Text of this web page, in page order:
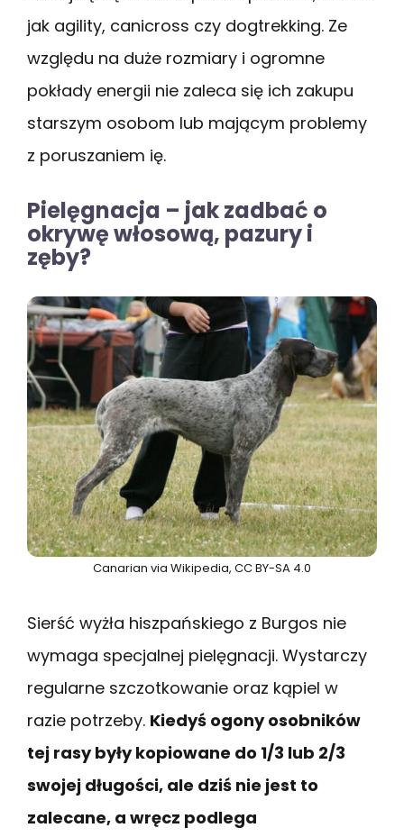
jak agility, canicross czy dogtrekking. Ze
względu na duże rozmiary i ogromne
pokłady energii nie zaleca się ich zakupu
starszym osobom lub mającym problemy
z poruszaniem ię.
Pielęgnacja – jak zadbać o
okrywę włosową, pazury i
zęby?
Canarian via Wikipedia, CC BY-SA 4.0
Sierść wyżła hiszpańskiego z Burgos nie
wymaga specjalnej pielęgnacji. Wystarczy
regularne szczotkowanie oraz kąpiel w
razie potrzeby. Kiedyś ogony osobników
tej rasy były kopiowane do 1/3 lub 2/3
swojej długości, ale dziś nie jest to
zalecane, a wręcz podlega